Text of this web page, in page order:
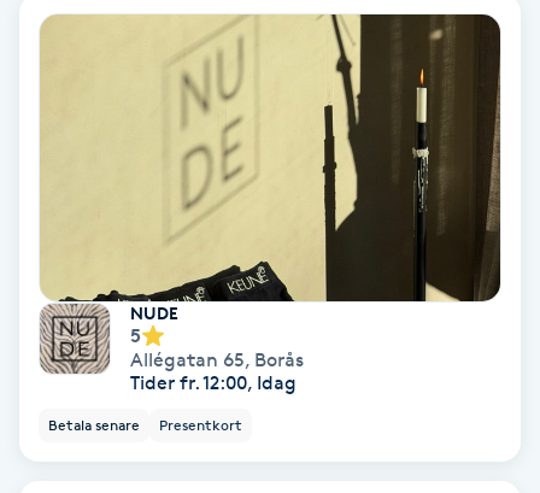
Manikyr & Pedikyr
Massage
Medial vägledning
Medicinsk massage
NUDE
5
Allégatan 65, Borås
Tider fr. 12:00, Idag
Betala senare Presentkort